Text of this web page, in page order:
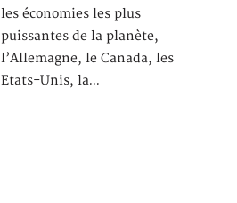
les économies les plus
puissantes de la planète,
l’Allemagne, le Canada, les
Etats-Unis, la…